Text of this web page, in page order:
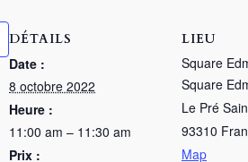
DÉTAILS
Date :
8 octobre 2022
Heure :
11:00 am – 11:30 am
Prix :
LIEU
Square
Square
Le Pré
93310
Map